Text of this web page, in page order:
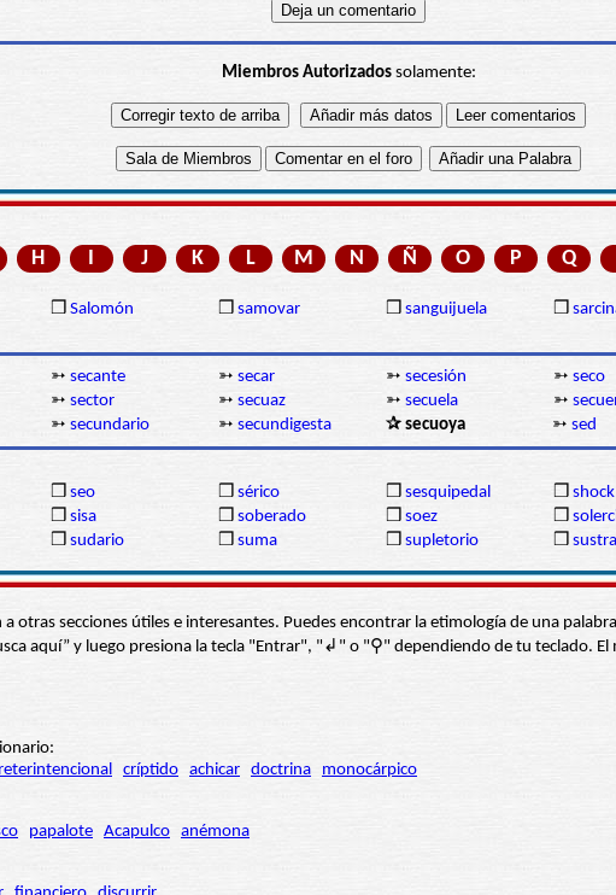
Miembros Autorizadossolamente:
H I J K L M N Ñ O P Q
❒ Salomón ❒ samovar ❒ sanguijuela ❒
➳ secante ➳ secar ➳ secesión ➳ seco
➳ sector ➳ secuaz ➳ secuela ➳
➳ secundario ➳ secundigesta ✰ secuoya ➳ sed
❒ seo ❒ sérico ❒ sesquipedal ❒ shock
❒ sisa ❒ soberado ❒ soez ❒
❒ sudario ❒ suma ❒ supletorio ❒
otras secciones útiles e interesantes. Puedes encontrar la etimología de una
aquí” y luego presiona la tecla "Entrar", "↲" o "⚲" dependiendo de tu teclado.
críptido achicar doctrina monocárpico
papalote Acapulco anémona